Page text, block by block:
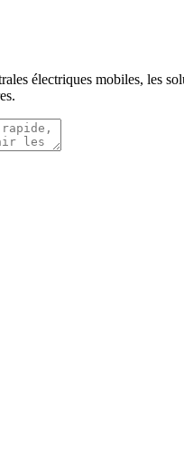
électriques mobiles, les